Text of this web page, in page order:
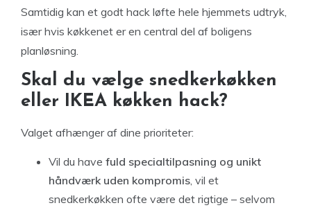
Samtidig kan et godt hack løfte hele hjemmets udtryk,
især hvis køkkenet er en central del af boligens
planløsning.
Skal du vælge snedkerkøkken
eller IKEA køkken hack?
Valget afhænger af dine prioriteter:
Vil du have fuld specialtilpasning og unikt
håndværk uden kompromis, vil et
snedkerkøkken ofte være det rigtige – selvom